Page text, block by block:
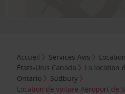
Accueil Services Avis
États-Unis Canada
La location
Ontario
Sudbury
Location de voiture Aéroport de